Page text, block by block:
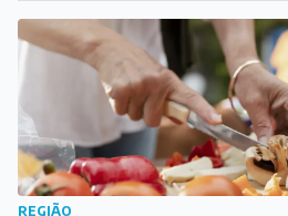
PUBLICIDADE